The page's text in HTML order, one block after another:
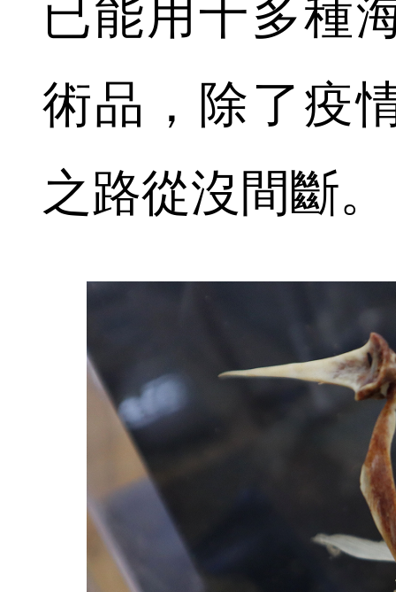
已能用十多種
術品，除了疫
之路從沒間斷。